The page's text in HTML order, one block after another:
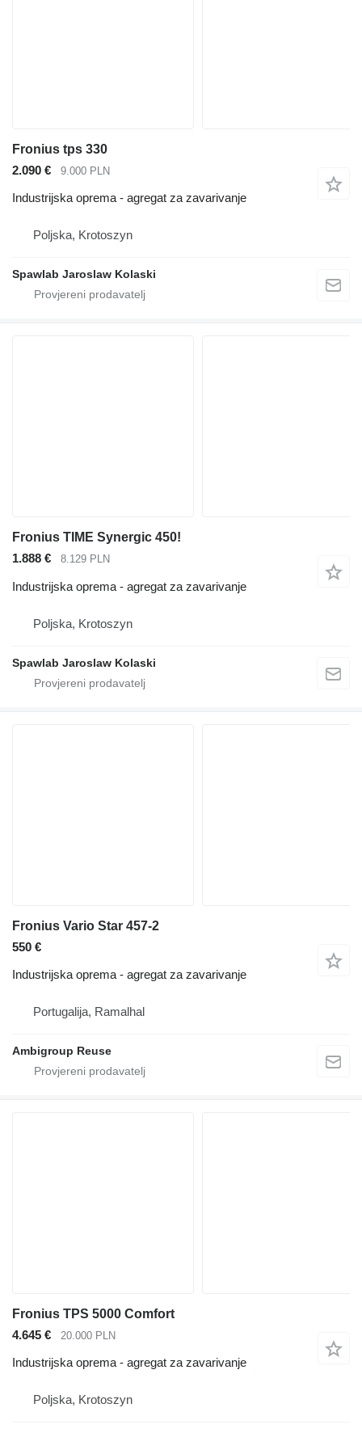
Fronius tps 330
2.090 €
9.000 PLN
Industrijska oprema - agregat za zavarivanje
Poljska, Krotoszyn
Spawlab Jaroslaw Kolaski
Fronius TIME Synergic 450!
1.888 €
8.129 PLN
Industrijska oprema - agregat za zavarivanje
Poljska, Krotoszyn
Spawlab Jaroslaw Kolaski
Fronius Vario Star 457-2
550 €
Industrijska oprema - agregat za zavarivanje
Portugalija, Ramalhal
Ambigroup Reuse
Fronius TPS 5000 Comfort
4.645 €
20.000 PLN
Industrijska oprema - agregat za zavarivanje
Poljska, Krotoszyn